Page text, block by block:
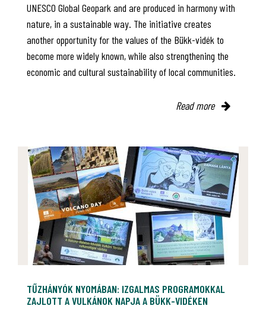
UNESCO Global Geopark and are produced in harmony with
nature, in a sustainable way. The initiative creates
another opportunity for the values of the Bükk-vidék to
become more widely known, while also strengthening the
economic and cultural sustainability of local communities.
Read more
TŰZHÁNYÓK NYOMÁBAN: IZGALMAS PROGRAMOKKAL
ZAJLOTT A VULKÁNOK NAPJA A BÜKK-VIDÉKEN